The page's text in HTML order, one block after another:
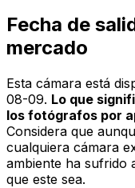
Fecha de
mercado
Esta cámara está
08-09. Lo que
los fotógrafos por
Considera que
cualquiera cámara
ambiente ha sufrido
que este sea.